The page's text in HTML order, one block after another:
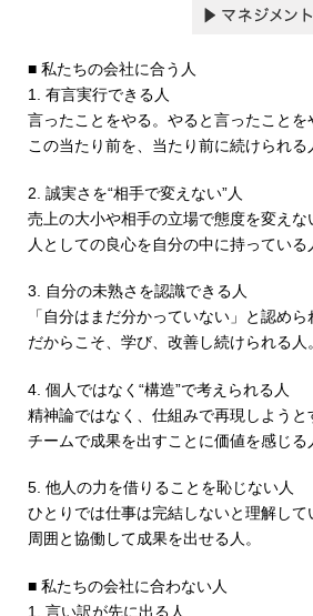
■ 私たちの会社に合う人
1. 有言実行できる人
言ったことをやる。やると言ったことを
この当たり前を、当たり前に続けられる
2. 誠実さを“相手で変えない”人
売上の大小や相手の立場で態度を変えな
人としての良心を自分の中に持っている
3. 自分の未熟さを認識できる人
「自分はまだ分かっていない」と認めら
だからこそ、学び、改善し続けられる人。
4. 個人ではなく“構造”で考えられる人
精神論ではなく、仕組みで再現しようと
チームで成果を出すことに価値を感じる
5. 他人の力を借りることを恥じない人
ひとりでは仕事は完結しないと理解して
周囲と協働して成果を出せる人。
■ 私たちの会社に合わない人
1. 言い訳が先に出る人